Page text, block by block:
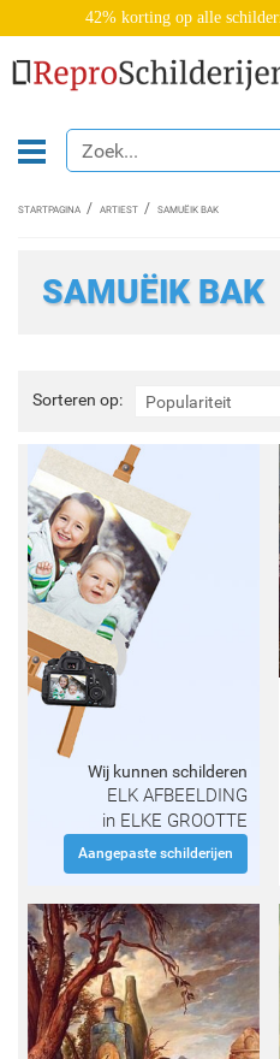
42% korting op alle
STARTPAGINA ARTIEST SAMUËIK BAK
SAMUËIK BAK
Sorteren op: Populariteit
Sorteren
op:
Wij kunnen schilderen
ELK AFBEELDING
in ELKE GROOTTE
Aangepaste schilderijen